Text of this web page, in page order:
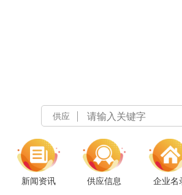
供应
新闻资讯 供应信息 企业名